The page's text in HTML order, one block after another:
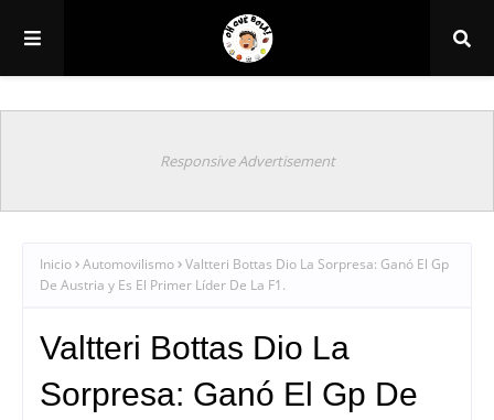
Responsive Advertisement
Inicio Automovilismo Valtteri Bottas Dio La Sorpresa: Ganó El Gp
De Austria y Es El Primer Líder De La F1.
Valtteri Bottas Dio La
Sorpresa: Ganó El Gp De